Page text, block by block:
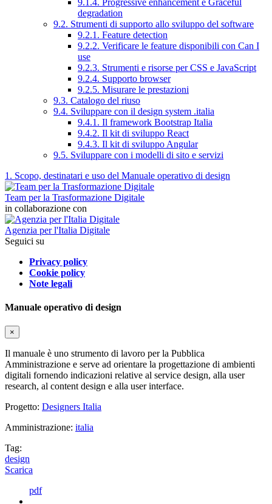
degradation
9.2. Strumenti di supporto allo sviluppo del software
9.2.1. Feature detection
9.2.2. Verificare le feature disponibili con Can I
use
9.2.3. Strumenti e risorse per CSS e JavaScript
9.2.4. Supporto browser
9.2.5. Misurare le prestazioni
9.3. Catalogo del riuso
9.4. Sviluppare con il design system .italia
9.4.1. Il framework Bootstrap Italia
9.4.2. Il kit di sviluppo React
9.4.3. Il kit di sviluppo Angular
9.5. Sviluppare con i modelli di sito e servizi
1. Scopo, destinatari e uso del Manuale operativo di design
Team per la Trasformazione Digitale
in collaborazione con
Agenzia per l'Italia Digitale
Seguici su
Privacy policy
Cookie policy
Note legali
Manuale operativo di design
×
Il manuale è uno strumento di lavoro per la Pubblica
Amministrazione e serve ad orientare la progettazione di ambienti
digitali fornendo indicazioni relative al service design, alla user
research, al content design e alla user interface.
Progetto: Designers Italia
Amministrazione: italia
Tag:
design
Scarica
pdf